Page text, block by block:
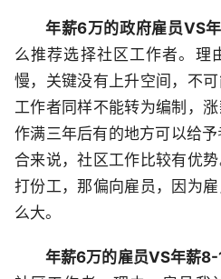
年薪6万的政府雇员VS
么推荐选择社区工作者。理
慢，关键没有上升空间，不
工作者同样不能转为编制，
作满三年后有的地方可以给
合来说，社区工作比较有优
打份工，那偏向雇员，因为
么大。
年薪6万的雇员VS年薪8-